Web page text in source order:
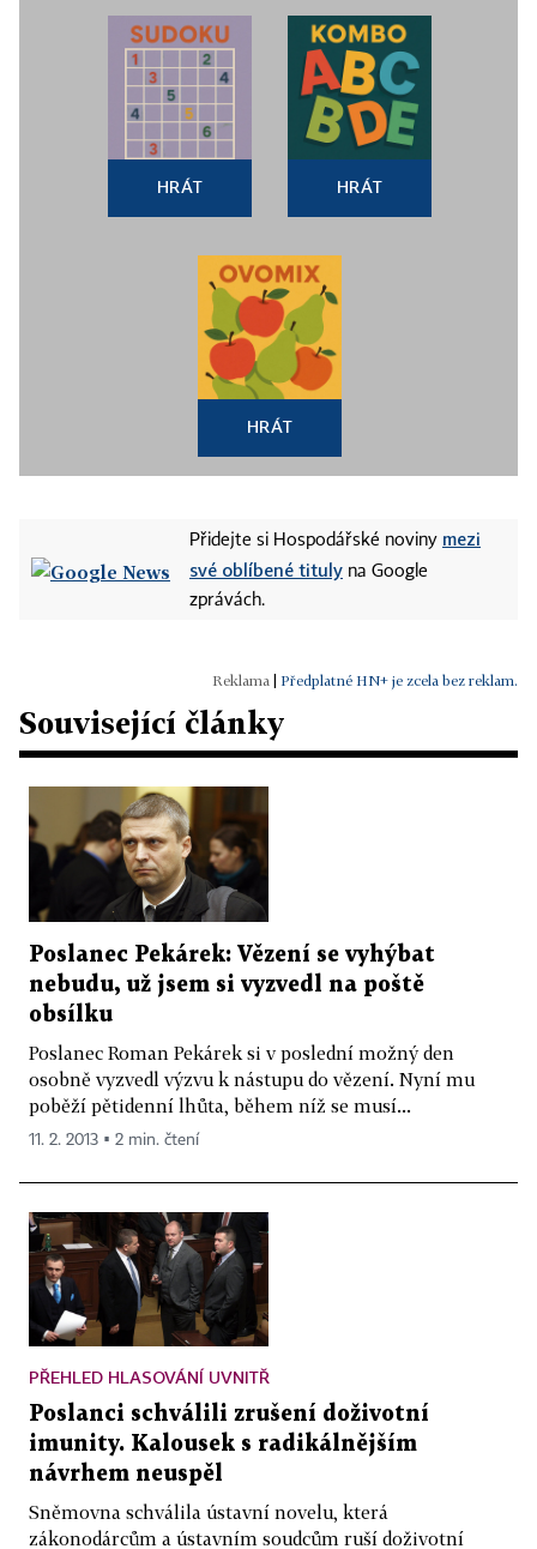
HRÁT HRÁT
HRÁT
Přidejte si Hospodářské noviny mezi
své oblíbené tituly na Google
zprávách.
Předplatné HN+ je zcela bez reklam.
Související články
Poslanec Pekárek: Vězení se vyhýbat
nebudu, už jsem si vyzvedl na poště
obsílku
Poslanec Roman Pekárek si v poslední možný den
osobně vyzvedl výzvu k nástupu do vězení. Nyní mu
poběží pětidenní lhůta, během níž se musí...
11. 2. 2013 ▪ 2 min. čtení
PŘEHLED HLASOVÁNÍ UVNITŘ
Poslanci schválili zrušení doživotní
imunity. Kalousek s radikálnějším
návrhem neuspěl
Sněmovna schválila ústavní novelu, která
zákonodárcům a ústavním soudcům ruší doživotní